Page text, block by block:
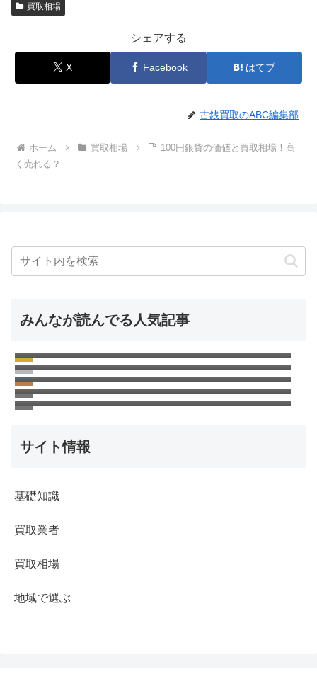
買取相場
シェアする
X Facebook はてブ
古銭買取のABC編集部
ホーム 買取相場
100円銀貨の価値と買取相場！高
く売れる？
みんなが読んでる人気記事
昭和64年硬貨の価値と買取相場！幻の1週間
硬貨の価値
昭和24年の5円硬貨の価値と買取相場！高く
売れる？
高く売れる50円玉の価値と買取相場はどれく
らい？
500円記念硬貨の価値と買取相場！種類別一
覧表
サイト情報
基礎知識
買取業者
買取相場
地域で選ぶ